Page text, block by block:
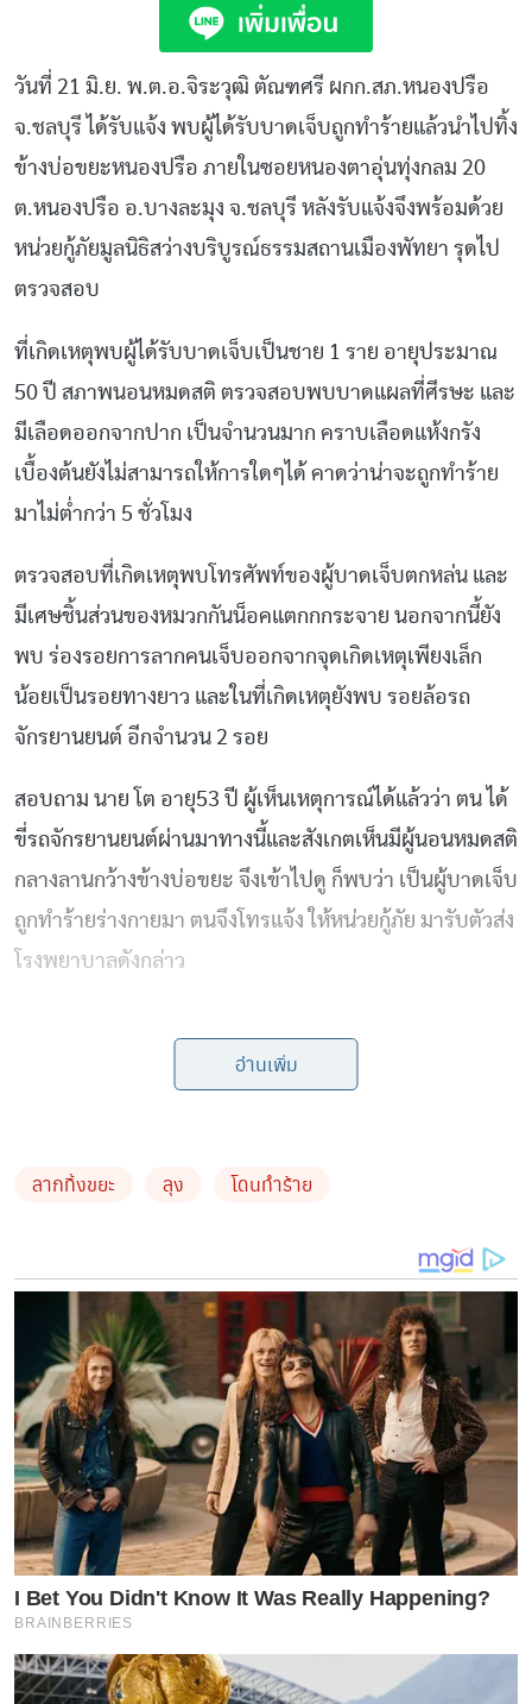
วันที่ 21 มิ.ย. พ.ต.อ.จิระวุฒิ ตัณฑศรี ผกก.สภ.หนองปรือ
จ.ชลบุรี ได้รับแจ้ง พบผู้ได้รับบาดเจ็บถูกทำร้ายแล้วนำไปทิ้ง
ข้างบ่อขยะหนองปรือ ภายในซอยหนองตาอุ่นทุ่งกลม 20
ต.หนองปรือ อ.บางละมุง จ.ชลบุรี หลังรับแจ้งจึงพร้อมด้วย
หน่วยกู้ภัยมูลนิธิสว่างบริบูรณ์ธรรมสถานเมืองพัทยา รุดไป
ตรวจสอบ
ที่เกิดเหตุพบผู้ได้รับบาดเจ็บเป็นชาย 1 ราย อายุประมาณ
50 ปี สภาพนอนหมดสติ ตรวจสอบพบบาดแผลที่ศีรษะ และ
มีเลือดออกจากปาก เป็นจำนวนมาก คราบเลือดแห้งกรัง
เบื้องต้นยังไม่สามารถให้การใดๆได้ คาดว่าน่าจะถูกทำร้าย
มาไม่ต่ำกว่า 5 ชั่วโมง
ตรวจสอบที่เกิดเหตุพบโทรศัพท์ของผู้บาดเจ็บตกหล่น และ
มีเศษชิ้นส่วนของหมวกกันน็อคแตกกกระจาย นอกจากนี้ยัง
พบ ร่องรอยการลากคนเจ็บออกจากจุดเกิดเหตุเพียงเล็ก
น้อยเป็นรอยทางยาว และในที่เกิดเหตุยังพบ รอยล้อรถ
จักรยานยนต์ อีกจำนวน 2 รอย
สอบถาม นาย โต อายุ53 ปี ผู้เห็นเหตุการณ์ได้แล้วว่า ตน ได้
ขี่รถจักรยานยนต์ผ่านมาทางนี้และสังเกตเห็นมีผู้นอนหมดสติ
กลางลานกว้างข้างบ่อขยะ จึงเข้าไปดู ก็พบว่า เป็นผู้บาดเจ็บ
ถูกทำร้ายร่างกายมา ตนจึงโทรแจ้ง ให้หน่วยกู้ภัย มารับตัวส่ง
โรงพยาบาลดังกล่าว
Cr. ข่าวสด
by TVPOOL ONLINE
อ่านเพิ่ม
ลากทิ้งขยะ ลุง โดนทำร้าย
I Bet You Didn't Know It Was Really Happening?
BRAINBERRIES